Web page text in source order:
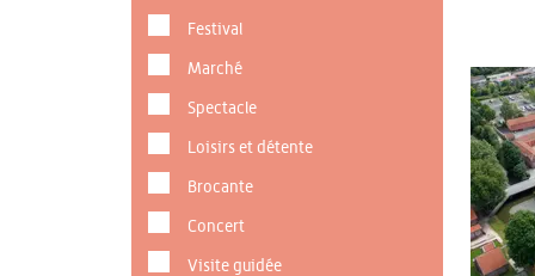
Festival
Marché
Spectacle
Loisirs et détente
Brocante
Concert
Visite guidée